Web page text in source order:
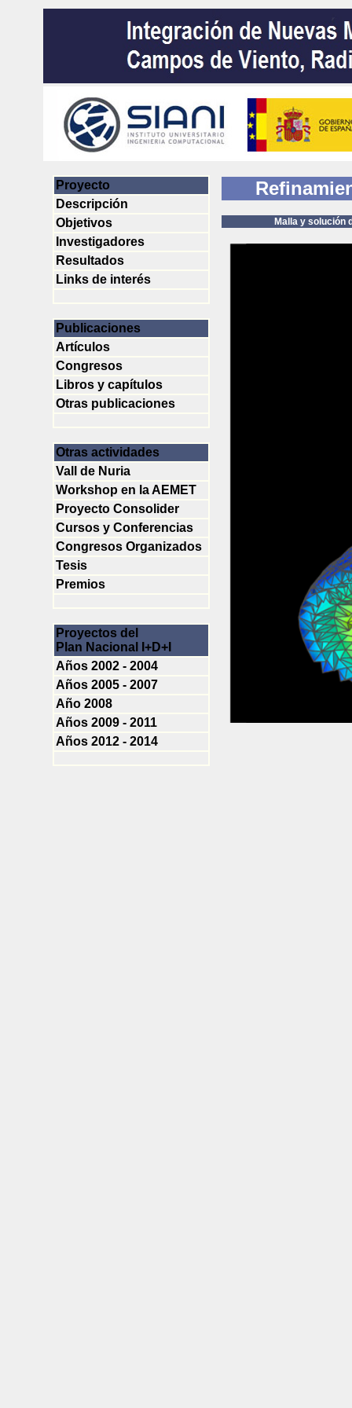
Proyecto
Descripción
Objetivos
Investigadores
Resultados
Links de interés
Publicaciones
Artículos
Congresos
Libros y capítulos
Otras publicaciones
Otras actividades
Vall de Nuria
Workshop en la AEMET
Proyecto Consolider
Cursos y Conferencias
Congresos Organizados
Tesis
Premios
Proyectos del
Plan Nacional I+D+I
Años 2002 - 2004
Años 2005 - 2007
Año 2008
Años 2009 - 2011
Años 2012 - 2014
Malla y solución